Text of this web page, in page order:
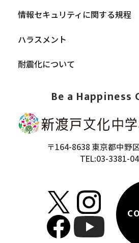
Be a Happiness
〒164-8638 東京都中野
TEL:03-3381-
情報セキュリティに関する規程
ハラスメント
耐震化について